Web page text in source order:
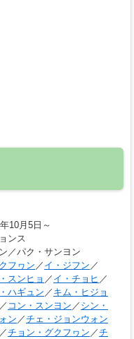
10月5日～
ンス
／パク・サンヨン
フヮン／ イ・ジフン ／
スンヒョ ／ イ・チョヒ ／
ハギュン／ キム・ヒジョ
／ コン・スンヨン ／ シン・
ン／チェ・ジョンウォン
／チョン・グクフヮン ／チ